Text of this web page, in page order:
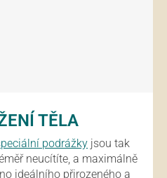
TĚLA
podrážky jsou tak
neucítíte, a maximálně
ideálního přirozeného a